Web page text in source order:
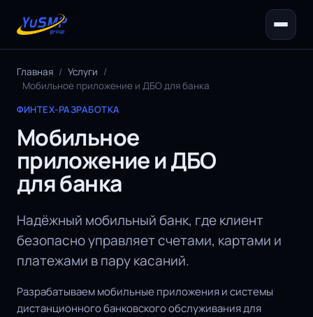
Главная / Услуги /
Мобильное приложение и ДБО для банка
ФИНТЕХ-РАЗРАБОТКА
Мобильное
приложение и ДБО
для банка
Надёжный мобильный банк, где клиент
безопасно управляет счетами, картами и
платежами в пару касаний.
Разрабатываем мобильные приложения и системы
дистанционного банковского обслуживания для